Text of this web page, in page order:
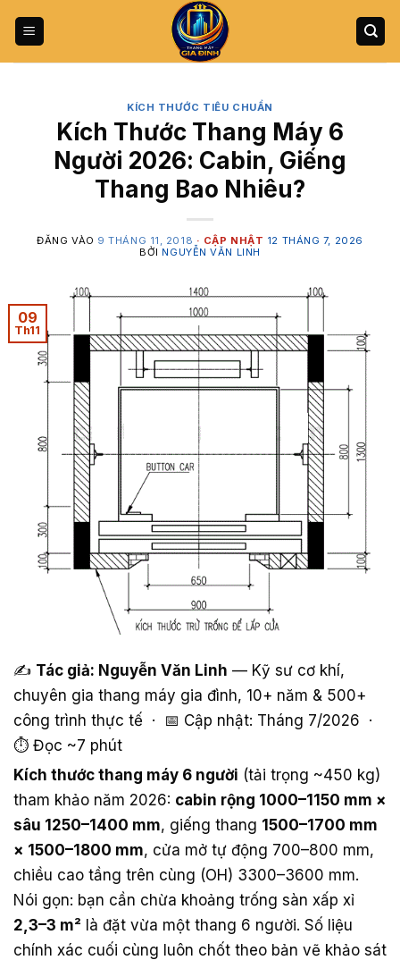
qua
KÍCH THƯỚC TIÊU CHUẨN
Kích Thước Thang Máy 6
Người 2026: Cabin, Giếng
Thang Bao Nhiêu?
ĐĂNG VÀO 9 THÁNG 11, 2018
12 THÁNG 7, 2026
BỞI NGUYỄN VĂN LINH
09
Th11
✍️ Tác giả: Nguyễn Văn Linh — Kỹ sư cơ khí,
chuyên gia thang máy gia đình, 10+ năm & 500+
công trình thực tế · 📅 Cập nhật: Tháng 7/2026 ·
⏱️ Đọc ~7 phút
Kích thước thang máy 6 người (tải trọng ~450 kg)
tham khảo năm 2026: cabin rộng 1000–1150 mm ×
sâu 1250–1400 mm, giếng thang 1500–1700 mm
× 1500–1800 mm, cửa mở tự động 700–800 mm,
chiều cao tầng trên cùng (OH) 3300–3600 mm.
Nói gọn: bạn cần chừa khoảng trống sàn xấp xỉ
2,3–3 m² là đặt vừa một thang 6 người. Số liệu
chính xác cuối cùng luôn chốt theo bản vẽ khảo sát